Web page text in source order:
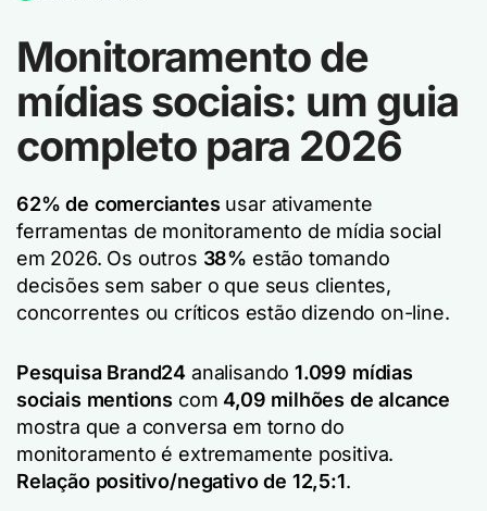
Monitoramento de
mídias sociais: um guia
completo para 2026
62% de comerciantes usar ativamente
ferramentas de monitoramento de mídia social
em 2026. Os outros 38% estão tomando
decisões sem saber o que seus clientes,
concorrentes ou críticos estão dizendo on-line.
Pesquisa Brand24 analisando 1.099 mídias
sociais mentions com 4,09 milhões de alcance
mostra que a conversa em torno do
monitoramento é extremamente positiva.
Relação positivo/negativo de 12,5:1.